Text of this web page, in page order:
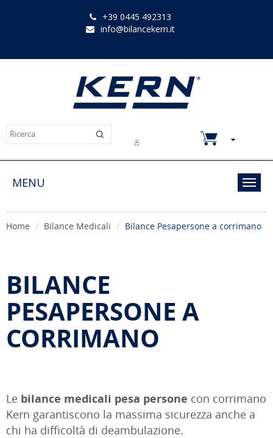
+39 0445 492313
info@bilancekern.it
MENU
Home Bilance Medicali Bilance Pesapersone a corrimano
BILANCE
PESAPERSONE A
CORRIMANO
Le bilance medicali pesa persone con corrimano
Kern garantiscono la massima sicurezza anche a
chi ha difficoltà di deambulazione.